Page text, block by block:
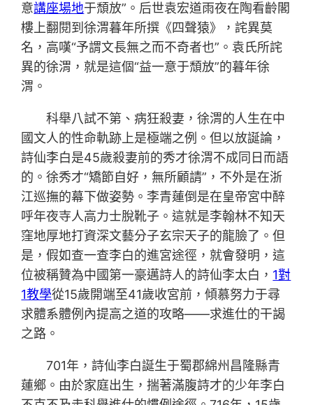
意講座場地于頹放”。后世袁宏道雨夜在陶看齡閣
樓上翻閱到徐渭暮年所撰《四聲猿》，詫異莫
名，高嘆“予謂文長無之而不奇者也”。袁氏所詫
異的徐渭，就是這個“益一意于頹放”的暮年徐
渭。
科舉八試不第、病狂殺妻，徐渭的人生在中
國文人的性命軌跡上是極端之例。但以放誕論，
詩仙李白是45歲殺妻前的秀才徐渭不成同日而語
的。徐秀才“矯節自好，無所顧請”，不外是在浙
江巡撫的幕下做姿勢。李青蓮倒是在皇帝宮中醉
呼年夜寺人高力士脫靴子。這就是李翰林不知天
窪地厚地打資深文藝分子玄宗天子的龍臉了。但
是，假如查一查李白的進宮途徑，就會發明，這
位被稱贊為中國第一豪邁詩人的詩仙李太白， 1對
1教學從15歲開端至41歲收宮前，傾慕努力于尋
求體系體例內提高之道的攻略——求進仕的干謁
之路。
701年，詩仙李白誕生于蜀郡綿州昌隆縣青
蓮鄉。由於家庭出生，揣著滿腹詩才的少年李白